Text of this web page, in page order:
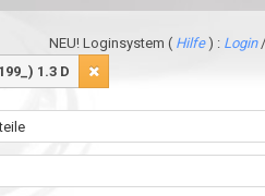
NEU! Loginsystem ( Hilfe) : Login/
1.3 D